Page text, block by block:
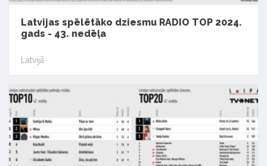
Latvijas spēlētāko dziesmu RADIO TOP 2024.
gads - 43. nedēļa
Latvijā